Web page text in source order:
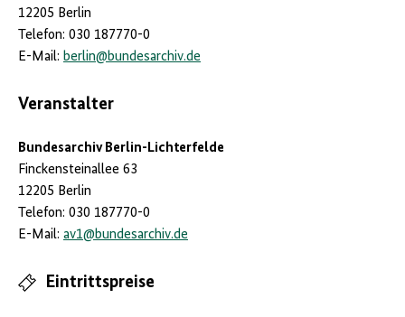
12205 Berlin
Telefon: 030 187770-0
E-Mail: berlin@bundesarchiv.de
Veranstalter
Bundesarchiv Berlin-Lichterfelde
Finckensteinallee 63
12205 Berlin
Telefon: 030 187770-0
E-Mail: av1@bundesarchiv.de
Eintrittspreise